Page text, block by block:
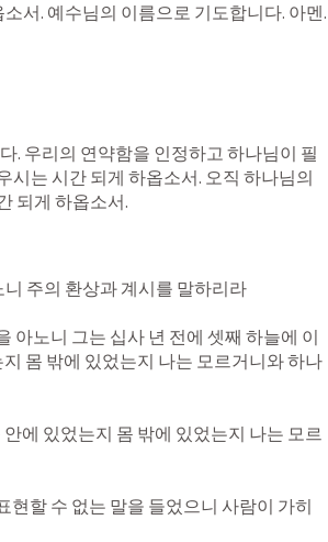
서. 예수님의 이름으로 기도합니다. 아멘.
. 우리의 연약함을 인정하고 하나님이 필
시는 시간 되게 하옵소서. 오직 하나님의
되게 하옵소서.
주의 환상과 계시를 말하리라
아노니 그는 십사 년 전에 셋째 하늘에 이
몸 밖에 있었는지 나는 모르거니와 하나
에 있었는지 몸 밖에 있었는지 나는 모르
현할 수 없는 말을 들었으니 사람이 가히